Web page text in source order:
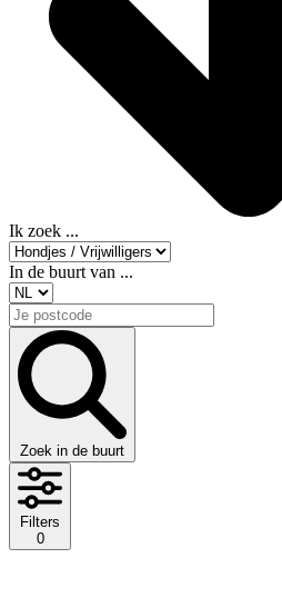
Ik zoek ...
In de buurt van ...
Zoek in de buurt
Filters
0